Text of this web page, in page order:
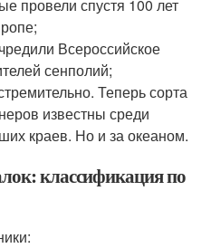
провели спустя 100 лет
Всероссийское
сенполий;
Теперь сорта
известны среди
краев. Но и за океаном.
классификация по